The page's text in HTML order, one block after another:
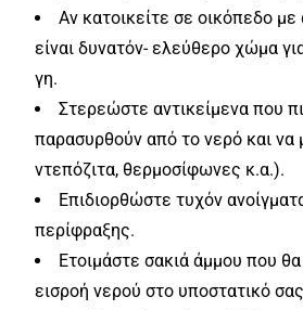
Αν κατοικείτε σε οικόπεδο
είναι δυνατόν- ελεύθερο χώμα
γη.
Στερεώστε αντικείμενα που
παρασυρθούν από το νερό και να
ντεπόζιτα, θερμοσίφωνες κ.α.).
Επιδιορθώστε τυχόν
περίφραξης.
Ετοιμάστε σακιά άμμου που
εισροή νερού στο υποστατικό